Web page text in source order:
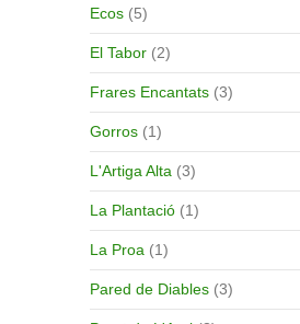
Ecos (5)
El Tabor (2)
Frares Encantats (3)
Gorros (1)
L'Artiga Alta (3)
La Plantació (1)
La Proa (1)
Pared de Diables (3)